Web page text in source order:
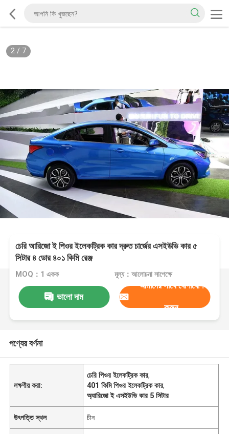
2/ 7
চেরি আরিজো ই পিওর ইলেকট্রিক কার দ্রুত চার্জের এসইউভি কার ৫
সিটার ৪ ডোর ৪০১ কিমি রেঞ্জ
MOQ：1 একক মূল্য：আলোচনা সাপেক্ষে
ভালো দাম
আমাদের সাথে যোগাযোগ
করুন
পণ্যের বর্ণনা
লক্ষণীয় করা:
চেরি পিওর ইলেকট্রিক কার,
401 কিমি পিওর ইলেকট্রিক কার,
অ্যারিজো ই এসইউভি কার 5 সিটার
উৎপত্তি স্থল চীন